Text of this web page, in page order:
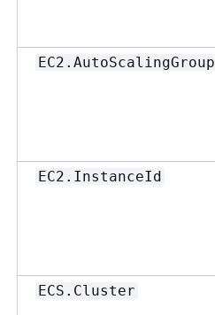
EC2.AutoScalingGroup
EC2.InstanceId
ECS.Cluster